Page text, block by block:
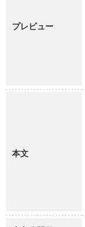
プレビュー
本文